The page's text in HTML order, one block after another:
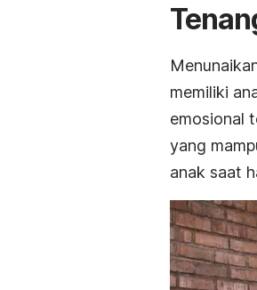
memiliki
emosional
yang
anak saat